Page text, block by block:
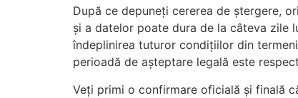
După ce depuneți cererea de ștergere,
și a datelor poate dura de la câteva zile
îndeplinirea tuturor condițiilor din
perioadă de așteptare legală este
Veți primi o confirmare oficială și finală